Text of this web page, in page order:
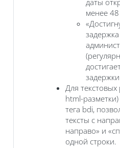
менее
Для
html-
тега bdi,
тексты с
направо» и
одной строки.